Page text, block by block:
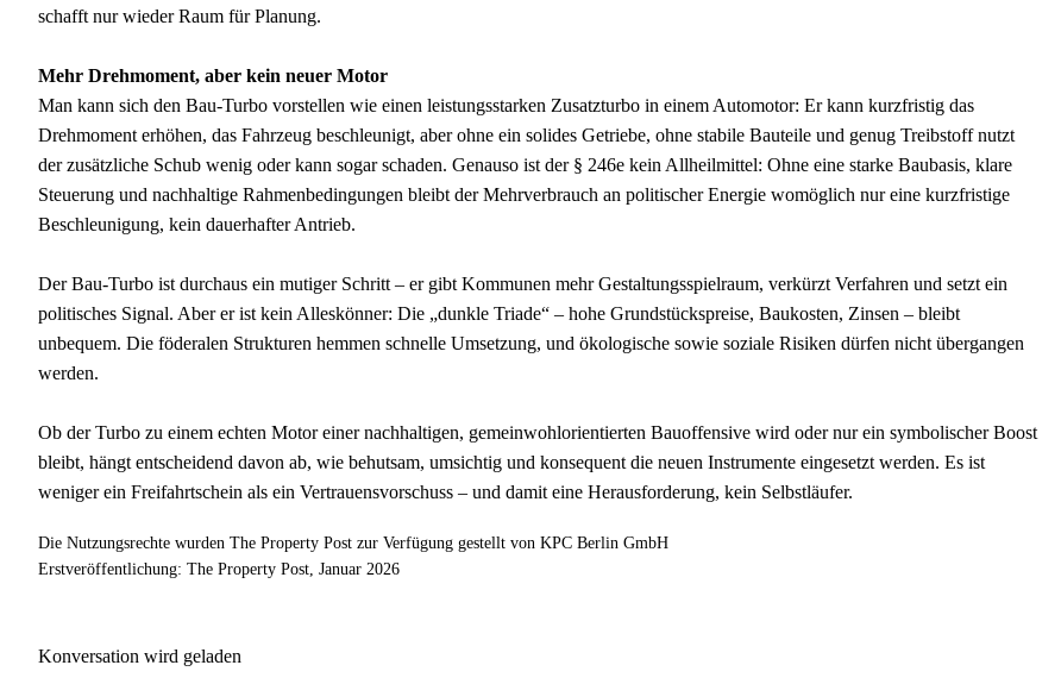
schafft nur wieder Raum für Planung.
Mehr Drehmoment, aber kein neuer Motor
Man kann sich den Bau‑Turbo vorstellen wie einen leistungsstarken Zusatzturbo in einem Automotor: Er kann kurzfristig das
Drehmoment erhöhen, das Fahrzeug beschleunigt, aber ohne ein solides Getriebe, ohne stabile Bauteile und genug Treibstoff nutzt
der zusätzliche Schub wenig oder kann sogar schaden. Genauso ist der § 246e kein Allheilmittel: Ohne eine starke Baubasis, klare
Steuerung und nachhaltige Rahmenbedingungen bleibt der Mehrverbrauch an politischer Energie womöglich nur eine kurzfristige
Beschleunigung, kein dauerhafter Antrieb.
Der Bau-Turbo ist durchaus ein mutiger Schritt – er gibt Kommunen mehr Gestaltungsspielraum, verkürzt Verfahren und setzt ein
politisches Signal. Aber er ist kein Alleskönner: Die „dunkle Triade“ – hohe Grundstückspreise, Baukosten, Zinsen – bleibt
unbequem. Die föderalen Strukturen hemmen schnelle Umsetzung, und ökologische sowie soziale Risiken dürfen nicht übergangen
werden.
Ob der Turbo zu einem echten Motor einer nachhaltigen, gemeinwohlorientierten Bauoffensive wird oder nur ein symbolischer Boost
bleibt, hängt entscheidend davon ab, wie behutsam, umsichtig und konsequent die neuen Instrumente eingesetzt werden. Es ist
weniger ein Freifahrtschein als ein Vertrauensvorschuss – und damit eine Herausforderung, kein Selbstläufer.
Die Nutzungsrechte wurden The Property Post zur Verfügung gestellt von KPC Berlin GmbH
Erstveröffentlichung: The Property Post, Januar 2026
Konversation wird geladen